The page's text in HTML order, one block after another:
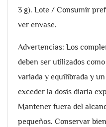
3 g). Lote / Consumir
ver envase.
Advertencias: Los
deben ser utilizados
variada y equilibrada y
exceder la dosis diaria
Mantener fuera del
pequeños. Conservar